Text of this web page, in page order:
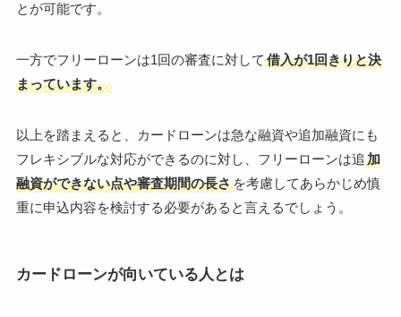
とが可能です。
一方でフリーローンは1回の審査に対して 借入が1回きりと決
まっています。
以上を踏まえると、カードローンは急な融資や追加融資にも
フレキシブルな対応ができるのに対し、フリーローンは追 加
融資ができない点や審査期間の長さを考慮してあらかじめ慎
重に申込内容を検討する必要があると言えるでしょう。
カードローンが向いている人とは